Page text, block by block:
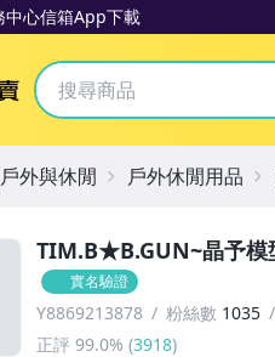
中心信箱App下載
Yahoo拍賣
TIM.B★B.GUN~晶予模
實名驗證
Y8869213878 粉絲數 1035
正評 99.0% (3918)
外與休閒 戶外休閒用品